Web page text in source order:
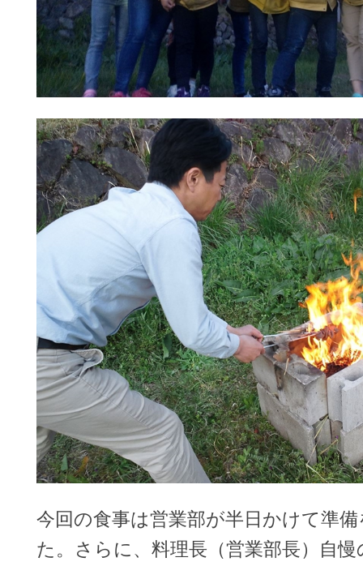
今回の食事は営業部が半日かけて準
た。さらに、料理長（営業部長）自慢